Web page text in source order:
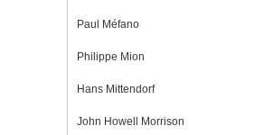
Paul Méfano
Philippe Mion
Hans Mittendorf
John Howell Morrison